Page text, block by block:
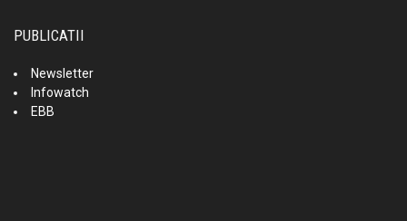
PUBLICATII
Newsletter
Infowatch
EBB